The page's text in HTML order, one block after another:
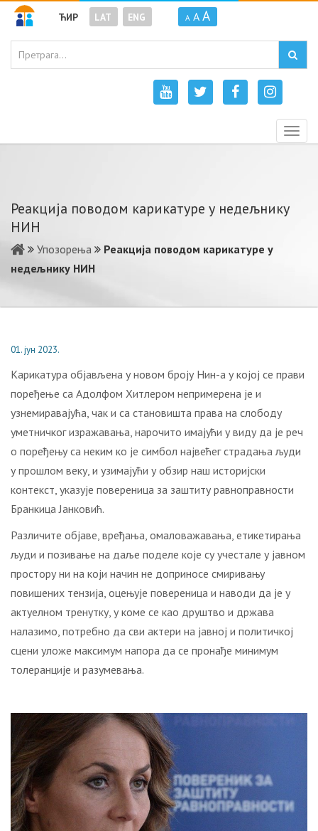
ЋИР LAT ENG A A A
Реакција поводом карикатуре у недељнику
НИН
Упозорења
Реакција поводом карикатуре у
недељнику НИН
01. јун 2023.
Кaрикатура објављена у новом броју Нин-а у којој се прави
поређење са Адолфом Хитлером непримерена је и
узнемиравајућа, чак и са становишта права на слободу
уметничког изражавања, нарочито имајући у виду да је реч
о поређењу са неким ко је симбол највећег страдања људи
у прошлом веку, и узимајући у обзир наш историјски
контекст, указује повереница за заштиту равноправности
Бранкица Јанковић.
Различите објаве, вређања, омаловажавања, етикетирања
људи и позивање на даље поделе које су учестале у јавном
простору ни на који начин не доприносе смиривању
повишених тензија, оцењује повереница и наводи да је у
актуелном тренутку, у коме се као друштво и држава
налазимо, потребно да сви актери на јавној и политичкој
сцени уложе максимум напора да се пронађе минимум
толеранције и разумевања.